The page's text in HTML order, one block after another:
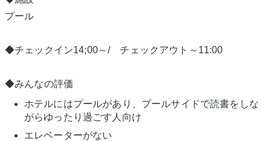
プール
◆チェックイン14;00～/ チェックアウト～11:00
◆みんなの評価
ホテルにはプールがあり、プールサイドで読書をしな
がらゆったり過ごす人向け
エレベーターがない